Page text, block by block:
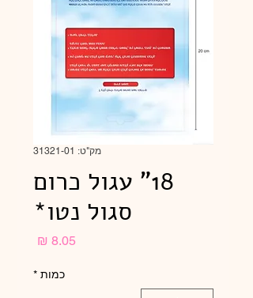
מק"ט: 31321-01
18" עגול כרום
סגול נטו*
כמות *